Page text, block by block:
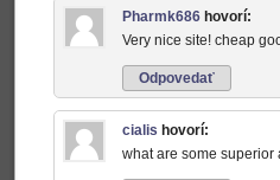
Pharmk686 hovorí:
Very nice site! cheap
Odpovedať
cialis hovorí:
what are some superior